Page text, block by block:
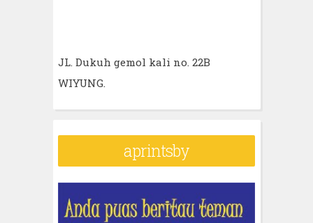
JL. Dukuh gemol kali no. 22B
WIYUNG.
aprintsby